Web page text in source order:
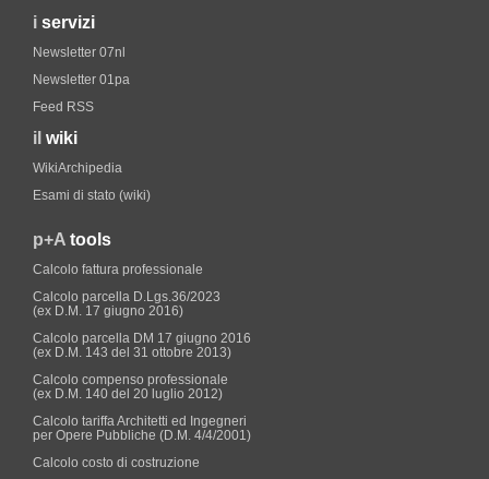
i servizi
Newsletter 07nl
Newsletter 01pa
Feed RSS
il wiki
WikiArchipedia
Esami di stato (wiki)
p+A tools
Calcolo fattura professionale
Calcolo parcella D.Lgs.36/2023
(ex D.M. 17 giugno 2016)
Calcolo parcella DM 17 giugno 2016
(ex D.M. 143 del 31 ottobre 2013)
Calcolo compenso professionale
(ex D.M. 140 del 20 luglio 2012)
Calcolo tariffa Architetti ed Ingegneri
per Opere Pubbliche (D.M. 4/4/2001)
Calcolo costo di costruzione